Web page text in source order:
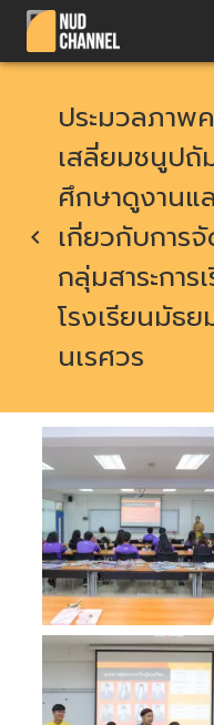
ประมวลภาพ
เสลี่ยมชนูปถั
ศึกษาดูงานแ
เกี่ยวกับการ
กลุ่มสาระการ
โรงเรียนมัธ
นเรศวร